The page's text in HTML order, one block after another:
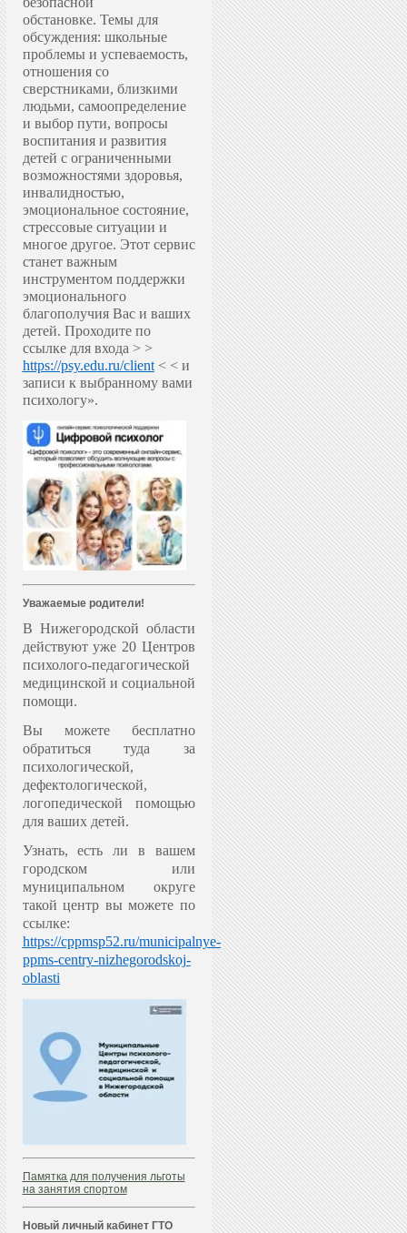
обстановке. Темы для
обсуждения: школьные
проблемы и успеваемость,
отношения со
сверстниками, близкими
людьми, самоопределение
и выбор пути, вопросы
воспитания и развития
детей с ограниченными
возможностями здоровья,
инвалидностью,
эмоциональное состояние,
стрессовые ситуации и
многое другое. Этот сервис
станет важным
инструментом поддержки
эмоционального
благополучия Вас и ваших
детей. Проходите по
ссылке для входа > >
https://psy.edu.ru/client< < и
записи к выбранному вами
психологу».
Уважаемые родители!
В Нижегородской области
действуют уже 20 Центров
психолого-педагогической
медицинской и социальной
помощи.
Вы можете бесплатно
обратиться туда за
психологической,
дефектологической,
логопедической помощью
для ваших детей.
Узнать, есть ли в вашем
городском или
муниципальном округе
такой центр вы можете по
ссылке:
https://cppmsp52.ru/municipalnye-
ppms-centry-nizhegorodskoj-
oblasti
Памятка для получения льготы
на занятия спортом
Новый личный кабинет ГТО